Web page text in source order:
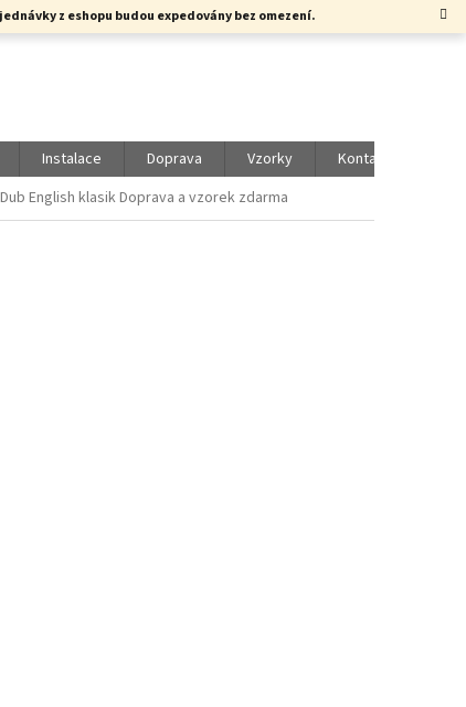
z eshopu budou expedovány bez omezení.
Instalace Doprava Vzorky Kontakty
English klasikDoprava a vzorek zdarma